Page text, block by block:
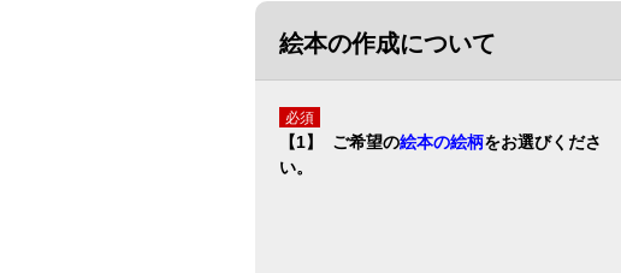
絵本の作成について
必須
【1】 ご希望の絵本の絵柄をお選びくださ
い。